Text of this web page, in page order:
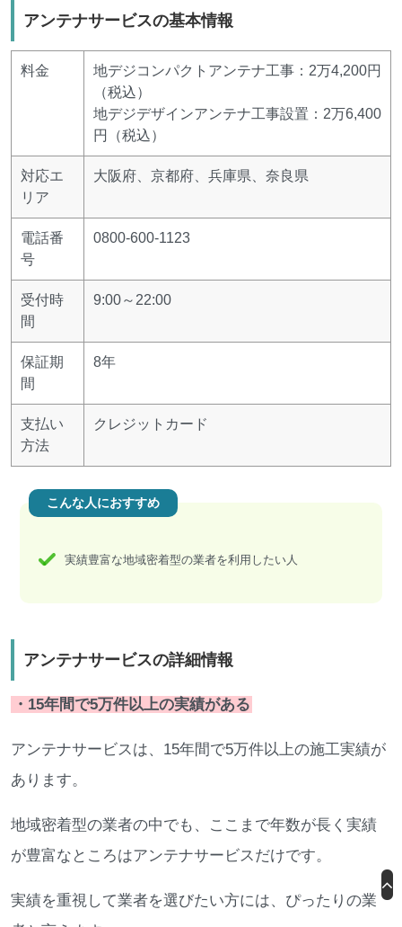
アンテナサービスの基本情報
料金
地デジコンパクトアンテナ工事：2万4,200円
（税込）
地デジデザインアンテナ工事設置：2万6,400
円（税込）
対応エ
リア
大阪府、京都府、兵庫県、奈良県
電話番
号
0800-600-1123
受付時
間
9:00～22:00
保証期
間
8年
支払い
方法
クレジットカード
こんな人におすすめ
実績豊富な地域密着型の業者を利用したい人
アンテナサービスの詳細情報
・15年間で5万件以上の実績がある
アンテナサービスは、15年間で5万件以上の施工実績が
あります。
地域密着型の業者の中でも、ここまで年数が長く実績
が豊富なところはアンテナサービスだけです。
実績を重視して業者を選びたい方には、ぴったりの業